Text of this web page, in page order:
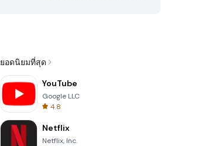
ยอดนิยมที่สุด
YouTube
Google LLC
4.8
Netflix
Netflix, Inc.